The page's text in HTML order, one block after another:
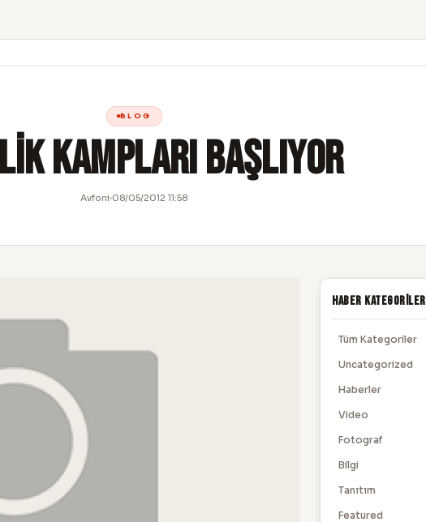
BLOG
Kampları Başlıyor
Avfoni 08/05/2012 11:58
Haber Kategorileri
Tüm Kategoriler
Uncategorized
Haberler
Video
Fotograf
Bilgi
Tanıtım
Featured